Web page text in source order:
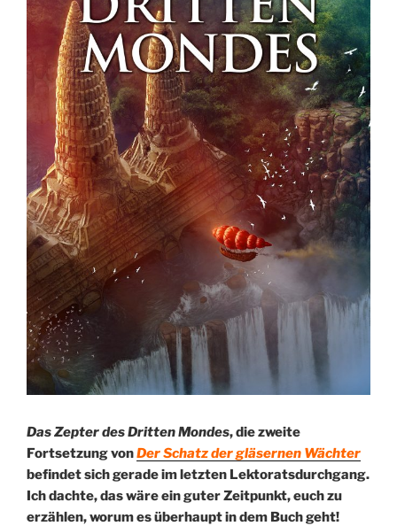
Das Zepter des Dritten Mondes, die zweite
Fortsetzung vonDer Schatz der gläsernen Wächter
befindet sich gerade im letzten Lektoratsdurchgang.
Ich dachte, das wäre ein guter Zeitpunkt, euch zu
erzählen, worum es überhaupt in dem Buch geht!